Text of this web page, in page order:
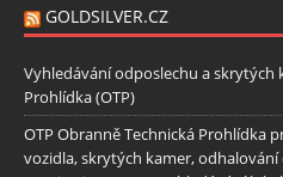
GOLDSILVER.CZ
Vyhledávání odposlechu a skrytých
Prohlídka (OTP)
OTP Obranně Technická Prohlídka
vozidla, skrytých kamer,